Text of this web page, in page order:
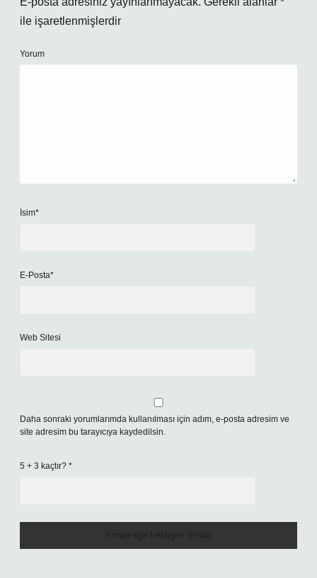
ile işaretlenmişlerdir
Yorum
İsim*
E-Posta*
Web Sitesi
Daha sonraki yorumlarımda kullanılması için adım, e-posta adresim ve
site adresim bu tarayıcıya kaydedilsin.
5 + 3 kaçtır? *